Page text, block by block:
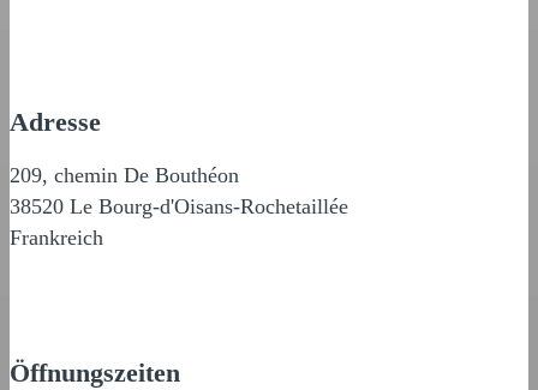
Adresse
209, chemin De Bouthéon
38520 Le Bourg-d'Oisans-Rochetaillée
Frankreich
Öffnungszeiten